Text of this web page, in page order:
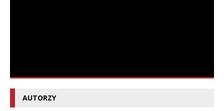
AUTORZY